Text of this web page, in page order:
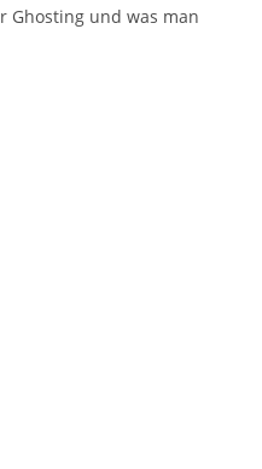
Ghosting und was man